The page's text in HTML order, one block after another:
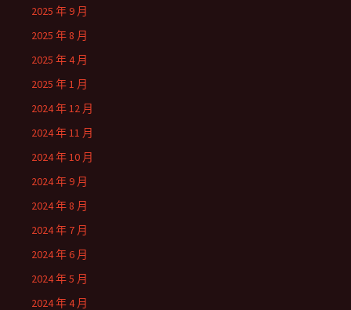
2025 年 9 月
2025 年 8 月
2025 年 4 月
2025 年 1 月
2024 年 12 月
2024 年 11 月
2024 年 10 月
2024 年 9 月
2024 年 8 月
2024 年 7 月
2024 年 6 月
2024 年 5 月
2024 年 4 月